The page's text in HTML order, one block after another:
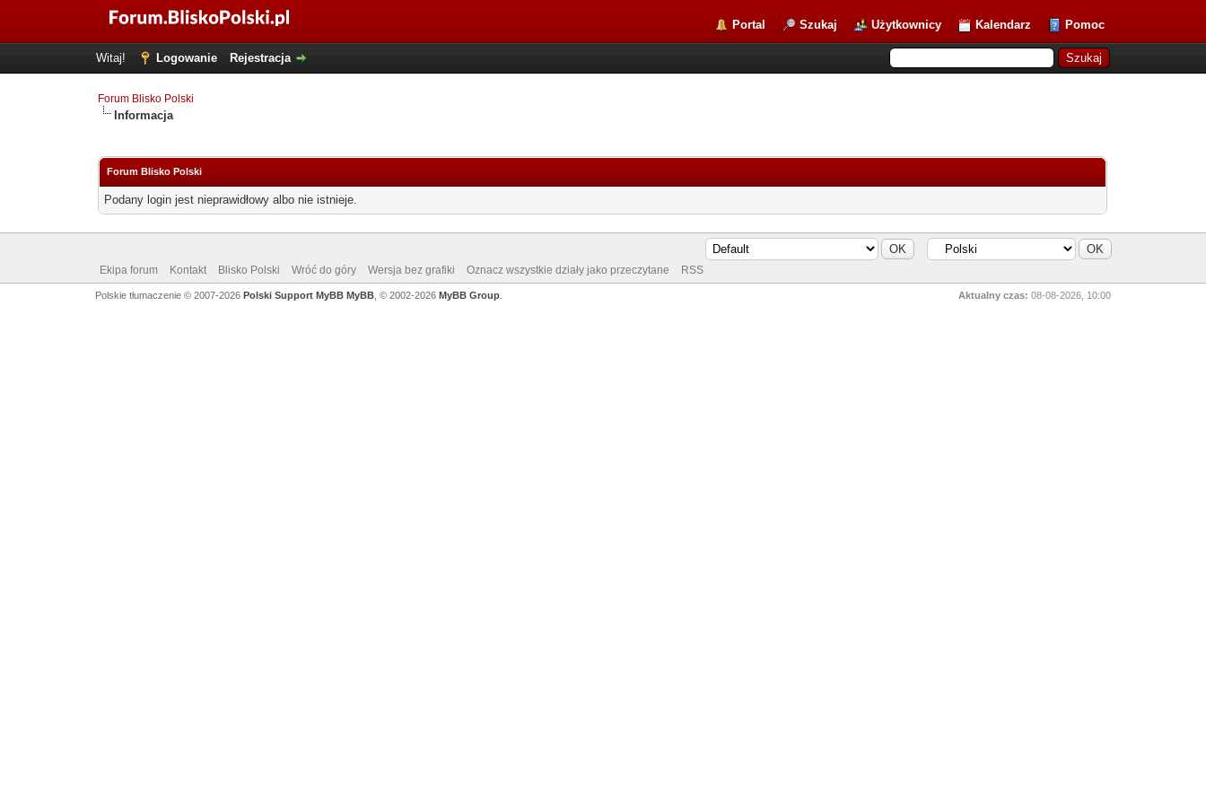
Portal Szukaj Użytkownicy Kalendarz Pomoc
Witaj! Logowanie Rejestracja
Forum Blisko Polski
Informacja
Forum Blisko Polski
Podany login jest nieprawidłowy albo nie istnieje.
Ekipa forum Kontakt Blisko Polski Wróć do góry Wersja bez grafiki Oznacz wszystkie działy jako przeczytane RSS
Aktualny czas: 08-08-2026, 10:00
Polskie tłumaczenie © 2007-2026 Polski Support MyBB MyBB, © 2002-2026 MyBB Group.